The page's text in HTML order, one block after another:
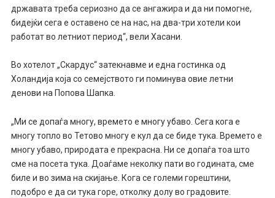
државата треба сериозно да се ангажира и да ни помогне,
бидејќи сега е оставено се на нас, на два-три хотели кои
работат во летниот период“, вели Хасани.
Во хотелот „Скардус“ затекнавме и една гостинка од
Холандија која со семејството ги поминува овие летни
денови на Попова Шапка.
„Ми се допаѓа многу, времето е многу убаво. Сега кога е
многу топло во Тетово многу е кул да се биде тука. Времето е
многу убаво, природата е прекрасна. Ни се допаѓа тоа што
сме на посета тука. Доаѓаме неколку пати во годината, сме
биле и во зима на скијање. Кога се големи горештини,
подобро е да си тука горе, отколку долу во градовите.